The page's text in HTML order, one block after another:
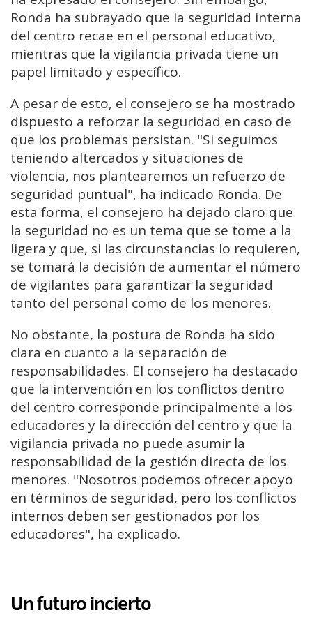
Ronda ha subrayado que la seguridad interna
del centro recae en el personal educativo,
mientras que la vigilancia privada tiene un
papel limitado y específico.
A pesar de esto, el consejero se ha mostrado
dispuesto a reforzar la seguridad en caso de
que los problemas persistan. "Si seguimos
teniendo altercados y situaciones de
violencia, nos plantearemos un refuerzo de
seguridad puntual", ha indicado Ronda. De
esta forma, el consejero ha dejado claro que
la seguridad no es un tema que se tome a la
ligera y que, si las circunstancias lo requieren,
se tomará la decisión de aumentar el número
de vigilantes para garantizar la seguridad
tanto del personal como de los menores.
No obstante, la postura de Ronda ha sido
clara en cuanto a la separación de
responsabilidades. El consejero ha destacado
que la intervención en los conflictos dentro
del centro corresponde principalmente a los
educadores y la dirección del centro y que la
vigilancia privada no puede asumir la
responsabilidad de la gestión directa de los
menores. "Nosotros podemos ofrecer apoyo
en términos de seguridad, pero los conflictos
internos deben ser gestionados por los
educadores", ha explicado.
Un futuro incierto